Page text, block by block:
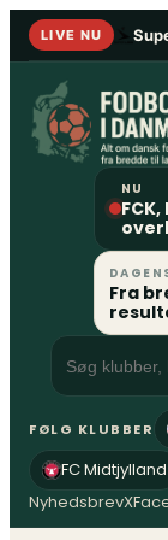
Spring
LIVE NU
NU
Fra
FØLG KLUBBER
FC Midtjylland
NyhedsbrevX